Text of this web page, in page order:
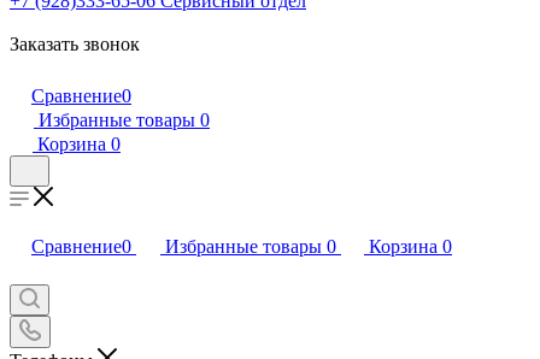
Заказать звонок
Сравнение0
Избранные товары 0
Корзина 0
Сравнение0 Избранные товары 0 Корзина 0